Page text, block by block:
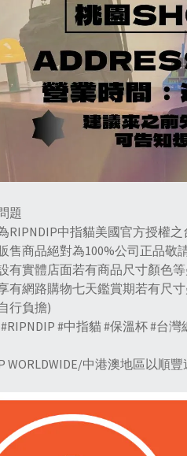
題
RIPNDIP中指貓美國官方授權
售商品絕對為100%公司正品敬
有實體店面若有商品尺寸顏色
有網路購物七天鑑賞期若有尺
行負擔)
#RIPNDIP #中指貓 #保溫杯 #台灣
WORLDWIDE/中港澳地區以順